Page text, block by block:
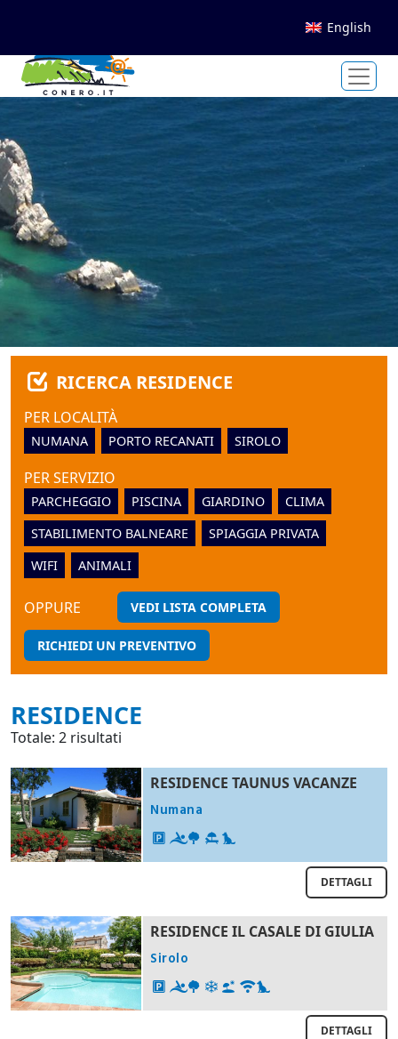
English
RICERCA RESIDENCE
PER LOCALITÀ
NUMANA PORTO RECANATI SIROLO
PER SERVIZIO
PARCHEGGIO PISCINA GIARDINO
CLIMA
STABILIMENTO BALNEARE
SPIAGGIA PRIVATA
WIFI
ANIMALI
OPPURE VEDI LISTA COMPLETA
RICHIEDI UN PREVENTIVO
RESIDENCE
Totale: 2 risultati
RESIDENCE TAUNUS VACANZE
Numana
DETTAGLI
RESIDENCE IL CASALE DI GIULIA
Sirolo
DETTAGLI